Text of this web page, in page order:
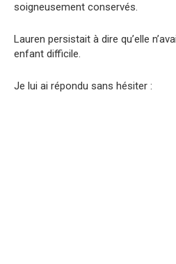
soigneusement conservés.
Lauren persistait à dire qu’elle
enfant difficile.
Je lui ai répondu sans hésiter :